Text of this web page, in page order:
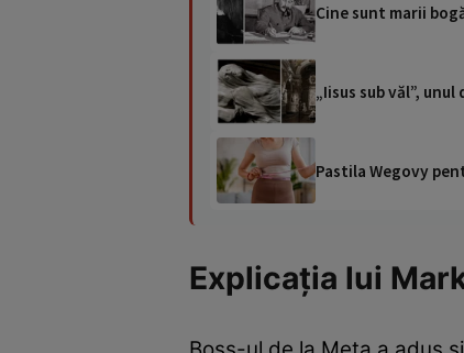
Cine sunt marii
„Iisus sub văl”,
Pastila Wegovy
Explicația lui